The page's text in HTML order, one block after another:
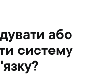
або
систему